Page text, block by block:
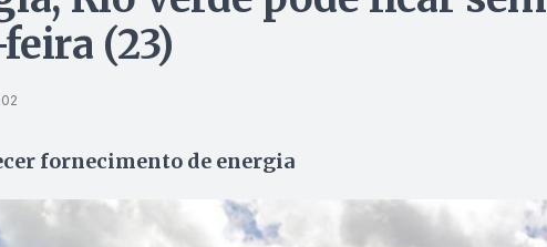
(23)
fornecimento de energia